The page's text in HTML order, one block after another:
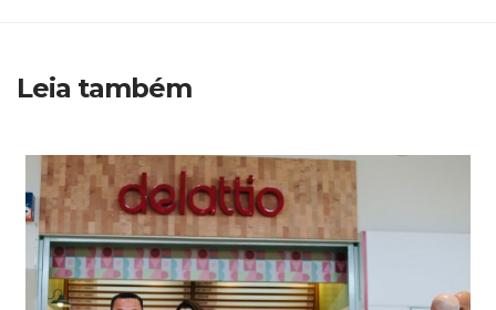
Leia também